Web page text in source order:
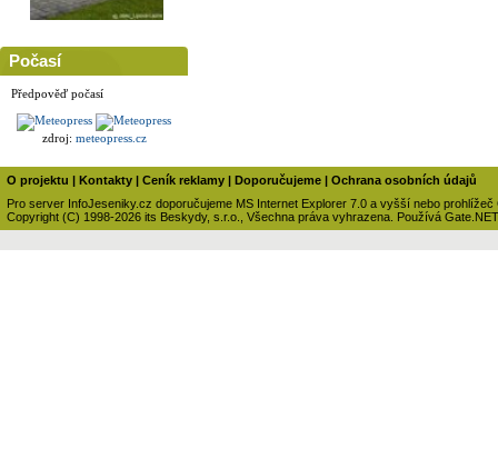
Počasí
Předpověď počasí
zdroj: meteopress.cz
O projektu | Kontakty | Ceník reklamy | Doporučujeme | Ochrana osobních údajů
Pro server InfoJeseniky.cz doporučujeme MS Internet Explorer 7.0 a vyšší nebo prohlížeč
Copyright (C) 1998-2026 its Beskydy, s.r.o., Všechna práva vyhrazena. Používá